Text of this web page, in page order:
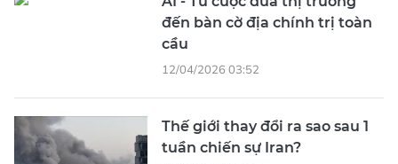
đến bàn cờ địa chính trị toàn
cầu
12/04/2026 03:52
Thế giới thay đổi ra sao sau 1
tuần chiến sự Iran?